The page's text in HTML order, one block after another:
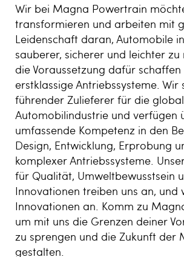
Wir bei Magna Powertrain
transformieren und arbeiten mit
Leidenschaft daran, Automobile
sauberer, sicherer und leichter
die Voraussetzung dafür
erstklassige Antriebssysteme. Wir
führender Zulieferer für die
Automobilindustrie und verfügen
umfassende Kompetenz in den
Design, Entwicklung, Erprobung
komplexer Antriebssysteme.
für Qualität, Umweltbewusstsein
Innovationen treiben uns an, und
Innovationen an. Komm zu
um mit uns die Grenzen deiner
zu sprengen und die Zukunft der
gestalten.